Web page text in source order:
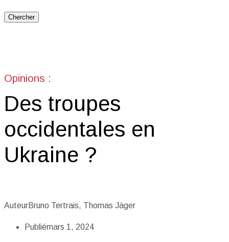
Chercher
Opinions :
Des troupes
occidentales en
Ukraine ?
AuteurBruno Tertrais, Thomas Jäger
Publiémars 1, 2024